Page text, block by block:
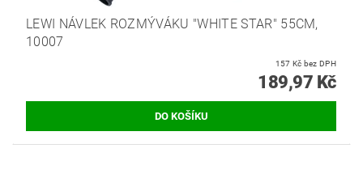
LEWI NÁVLEK ROZMÝVÁKU "WHITE STAR" 55CM,
10007
157 Kč bez DPH
189,97 Kč